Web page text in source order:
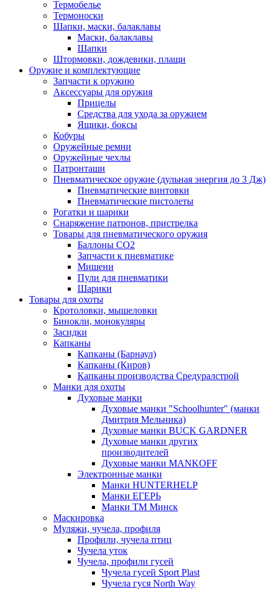
Термобелье
Термоноски
Шапки, маски, балаклавы
Маски, балаклавы
Шапки
Штормовки, дождевики, плащи
Оружие и комплектующие
Запчасти к оружию
Аксессуары для оружия
Прицелы
Средства для ухода за оружием
Ящики, боксы
Кобуры
Оружейные ремни
Оружейные чехлы
Патронташи
Пневматическое оружие (дульная энергия до 3 Дж)
Пневматические винтовки
Пневматические пистолеты
Рогатки и шарики
Снаряжение патронов, пристрелка
Товары для пневматического оружия
Баллоны СО2
Запчасти к пневматике
Мишени
Пули для пневматики
Шарики
Товары для охоты
Кротоловки, мышеловки
Бинокли, монокуляры
Засидки
Капканы
Капканы (Барнаул)
Капканы (Киров)
Капканы производства Средуралстрой
Манки для охоты
Духовые манки
Духовые манки "Schoolhunter" (манки
Дмитрия Мельника)
Духовые манки BUCK GARDNER
Духовые манки других
производителей
Духовые манки MANKOFF
Электронные манки
Манки HUNTERHELP
Манки ЕГЕРЬ
Манки ТМ Минск
Маскировка
Муляжи, чучела, профиля
Профили, чучела птиц
Чучела уток
Чучела, профили гусей
Чучела гусей Sport Plast
Чучела гуся North Way